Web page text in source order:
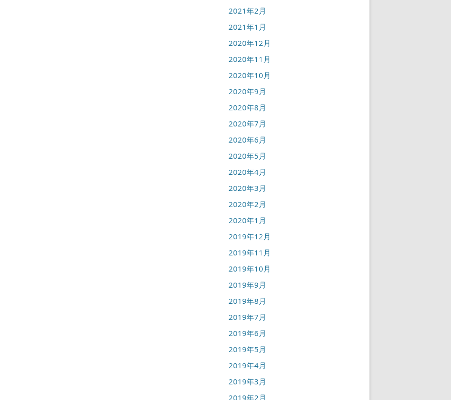
2021年2月
2021年1月
2020年12月
2020年11月
2020年10月
2020年9月
2020年8月
2020年7月
2020年6月
2020年5月
2020年4月
2020年3月
2020年2月
2020年1月
2019年12月
2019年11月
2019年10月
2019年9月
2019年8月
2019年7月
2019年6月
2019年5月
2019年4月
2019年3月
2019年2月